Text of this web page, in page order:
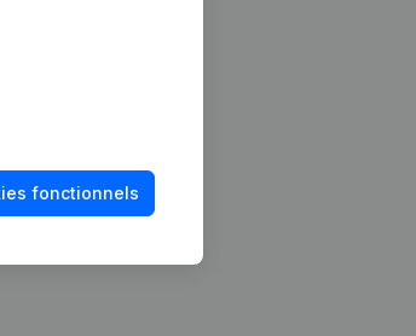
fonctionnels